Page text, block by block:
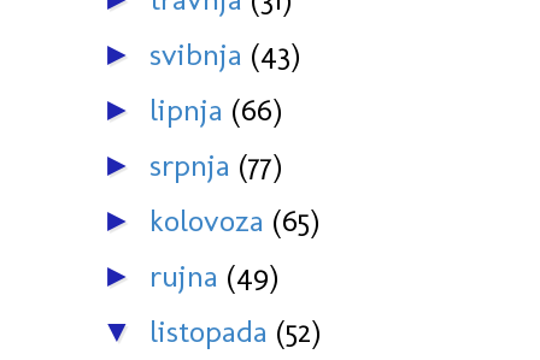
► svibnja (43)
► lipnja (66)
► srpnja (77)
► kolovoza (65)
► rujna (49)
▼ listopada (52)